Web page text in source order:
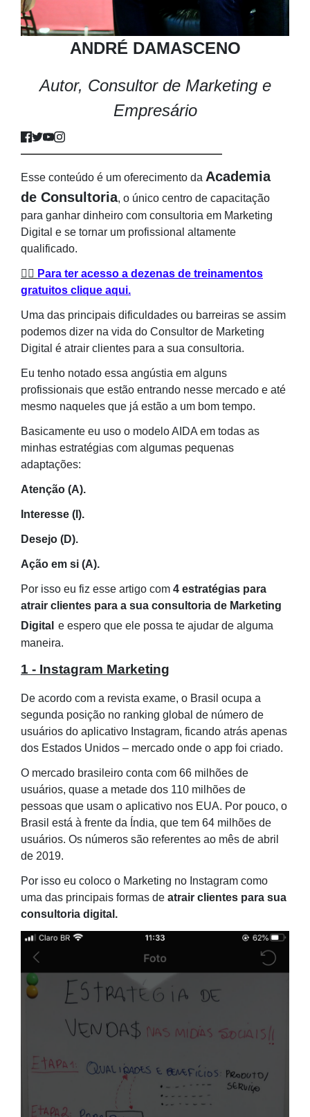
ANDRÉ DAMASCENO
Autor, Consultor de Marketing e
Empresário
Esse conteúdo é um oferecimento da Academia
de Consultoria, o único centro de capacitação
para ganhar dinheiro com consultoria em Marketing
Digital e se tornar um profissional altamente
qualificado.
👉🏻 Para ter acesso a dezenas de treinamentos
gratuitos clique aqui.
Uma das principais dificuldades ou barreiras se assim
podemos dizer na vida do Consultor de Marketing
Digital é atrair clientes para a sua consultoria.
Eu tenho notado essa angústia em alguns
profissionais que estão entrando nesse mercado e até
mesmo naqueles que já estão a um bom tempo.
Basicamente eu uso o modelo AIDA em todas as
minhas estratégias com algumas pequenas
adaptações:
Atenção (A).
Interesse (I).
Desejo (D).
Ação em si (A).
Por isso eu fiz esse artigo com 4 estratégias para
atrair clientes para a sua consultoria de Marketing
Digital e espero que ele possa te ajudar de alguma
maneira.
1 - Instagram Marketing
De acordo com a revista exame, o Brasil ocupa a
segunda posição no ranking global de número de
usuários do aplicativo Instagram, ficando atrás apenas
dos Estados Unidos – mercado onde o app foi criado.
O mercado brasileiro conta com 66 milhões de
usuários, quase a metade dos 110 milhões de
pessoas que usam o aplicativo nos EUA. Por pouco, o
Brasil está à frente da Índia, que tem 64 milhões de
usuários. Os números são referentes ao mês de abril
de 2019.
Por isso eu coloco o Marketing no Instagram como
uma das principais formas de atrair clientes para sua
consultoria digital.